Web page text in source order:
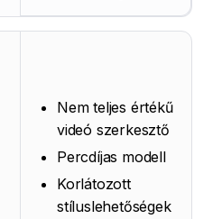
Nem teljes értékű
videó szerkesztő
Percdíjas modell
Korlátozott
stíluslehetőségek